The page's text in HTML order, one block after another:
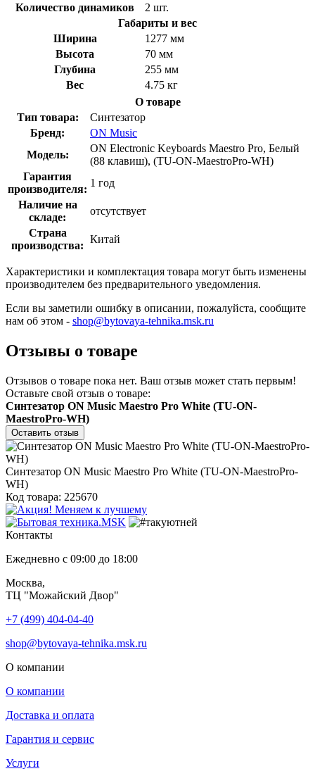
Количество динамиков
2 шт.
Габариты и вес
Ширина
1277 мм
Высота
70 мм
Глубина
255 мм
Вес
4.75 кг
О товаре
Тип товара:
Синтезатор
Бренд:
ON Music
Модель:
ON Electronic Keyboards Maestro Pro, Белый
(88 клавиш), (TU-ON-MaestroPro-WH)
Гарантия
производителя:
1 год
Наличие на
складе:
отсутствует
Страна
производства:
Китай
Характеристики и комплектация товара могут быть изменены
производителем без предварительного уведомления.
Если вы заметили ошибку в описании, пожалуйста, сообщите
нам об этом - shop@bytovaya-tehnika.msk.ru
Отзывы о товаре
Отзывов о товаре пока нет. Ваш отзыв может стать первым!
Оставьте свой отзыв о товаре:
Синтезатор ON Music Maestro Pro White (TU-ON-
MaestroPro-WH)
Оставить отзыв
Синтезатор ON Music Maestro Pro White (TU-ON-MaestroPro-
WH)
Код товара: 225670
Контакты
Ежедневно с 09:00 до 18:00
Москва,
ТЦ "Можайский Двор"
+7 (499) 404-04-40
shop@bytovaya-tehnika.msk.ru
О компании
О компании
Доставка и оплата
Гарантия и сервис
Услуги